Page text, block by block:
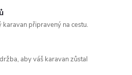
karavan připravený na cestu.
aby váš karavan zůstal